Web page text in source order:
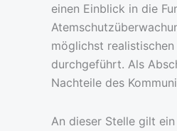
einen Einblick in die
möglichst
durchgeführt. Als
Nachteile des
An dieser Stelle gilt